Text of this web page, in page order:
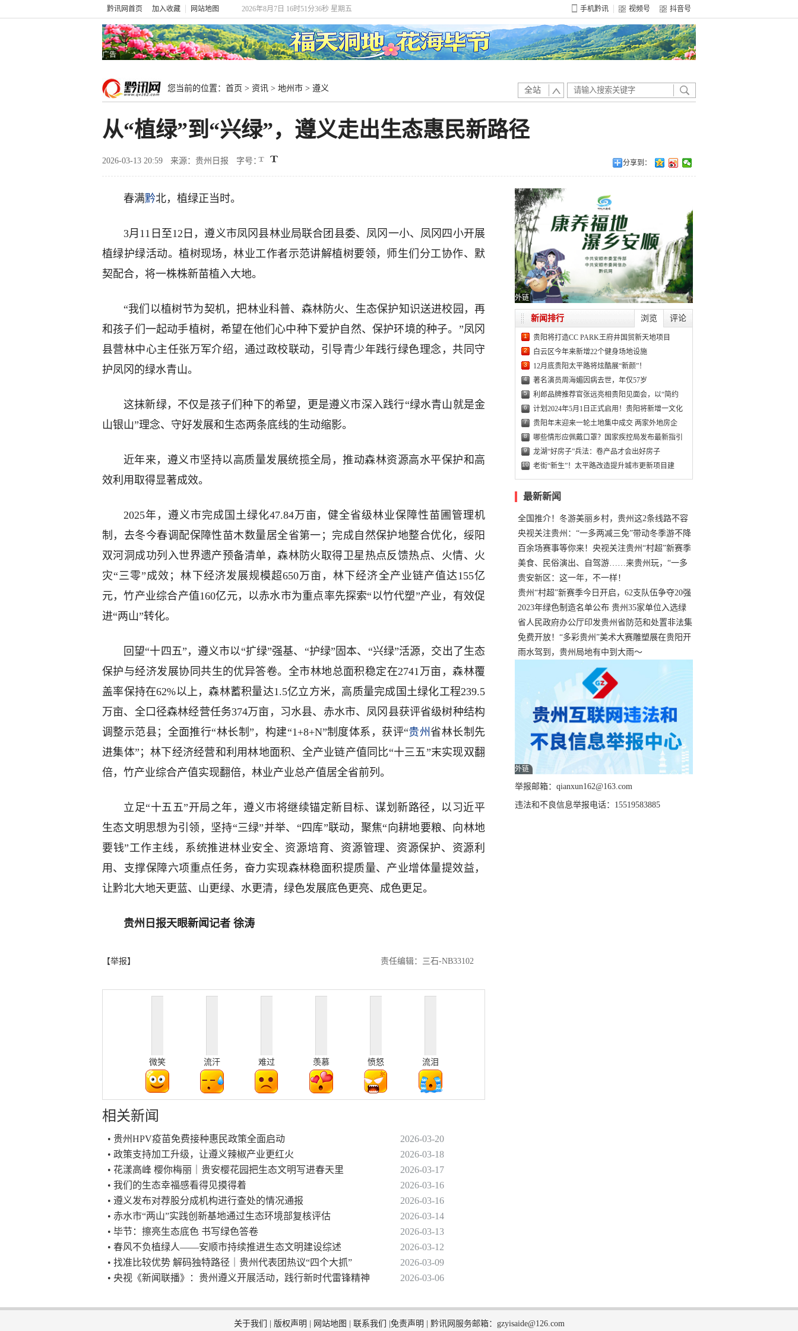
黔讯网首页 加入收藏 网站地图 2026年8月7日 16时51分37秒 星期五 手机黔讯 视频号 抖音号
广告
您当前的位置： 首页 > 资讯 > 地州市 > 遵义 全站
从“植绿”到“兴绿”，遵义走出生态惠民新路径
2026-03-13 20:59 来源：贵州日报 字号： 分享到：
春满黔北，植绿正当时。
3月11日至12日，遵义市凤冈县林业局联合团县委、凤冈一小、凤冈四小开展
植绿护绿活动。植树现场，林业工作者示范讲解植树要领，师生们分工协作、默
契配合，将一株株新苗植入大地。
“我们以植树节为契机，把林业科普、森林防火、生态保护知识送进校园，再
和孩子们一起动手植树，希望在他们心中种下爱护自然、保护环境的种子。”凤冈
县营林中心主任张万军介绍，通过政校联动，引导青少年践行绿色理念，共同守
护凤冈的绿水青山。
这抹新绿，不仅是孩子们种下的希望，更是遵义市深入践行“绿水青山就是金
山银山”理念、守好发展和生态两条底线的生动缩影。
近年来，遵义市坚持以高质量发展统揽全局，推动森林资源高水平保护和高
效利用取得显著成效。
2025年，遵义市完成国土绿化47.84万亩，健全省级林业保障性苗圃管理机
制，去冬今春调配保障性苗木数量居全省第一；完成自然保护地整合优化，绥阳
双河洞成功列入世界遗产预备清单，森林防火取得卫星热点反馈热点、火情、火
灾“三零”成效；林下经济发展规模超650万亩，林下经济全产业链产值达155亿
元，竹产业综合产值160亿元，以赤水市为重点率先探索“以竹代塑”产业，有效促
进“两山”转化。
回望“十四五”，遵义市以“扩绿”强基、“护绿”固本、“兴绿”活源，交出了生态
保护与经济发展协同共生的优异答卷。全市林地总面积稳定在2741万亩，森林覆
盖率保持在62%以上，森林蓄积量达1.5亿立方米，高质量完成国土绿化工程239.5
万亩、全口径森林经营任务374万亩，习水县、赤水市、凤冈县获评省级树种结构
调整示范县；全面推行“林长制”，构建“1+8+N”制度体系，获评“贵州省林长制先
进集体”；林下经济经营和利用林地面积、全产业链产值同比“十三五”末实现双翻
倍，竹产业综合产值实现翻倍，林业产业总产值居全省前列。
立足“十五五”开局之年，遵义市将继续锚定新目标、谋划新路径，以习近平
生态文明思想为引领，坚持“三绿”并举、“四库”联动，聚焦“向耕地要粮、向林地
要钱”工作主线，系统推进林业安全、资源培育、资源管理、资源保护、资源利
用、支撑保障六项重点任务，奋力实现森林稳面积提质量、产业增体量提效益，
让黔北大地天更蓝、山更绿、水更清，绿色发展底色更亮、成色更足。
贵州日报天眼新闻记者 徐涛
【举报】 责任编辑：三石-NB33102
微笑 流汗 难过 羡慕 愤怒 流泪
相关新闻
• 贵州HPV疫苗免费接种惠民政策全面启动
2026-03-20
• 政策支持加工升级，让遵义辣椒产业更红火
2026-03-18
• 花漾高峰 樱你梅丽｜贵安樱花园把生态文明写进春天里
2026-03-17
• 我们的生态幸福感看得见摸得着
2026-03-16
• 遵义发布对荐股分成机构进行查处的情况通报
2026-03-16
• 赤水市“两山”实践创新基地通过生态环境部复核评估
2026-03-14
• 毕节：擦亮生态底色 书写绿色答卷
2026-03-13
• 春风不负植绿人——安顺市持续推进生态文明建设综述
2026-03-12
• 找准比较优势 解码独特路径｜贵州代表团热议“四个大抓”
2026-03-09
• 央视《新闻联播》：贵州遵义开展活动，践行新时代雷锋精神
2026-03-06
外链
浏览 评论
新闻排行
1 贵阳将打造CC PARK王府井国贸新天地项目
2 白云区今年来新增22个健身场地设施
3 12月底贵阳太平路将炫酷展“新颜”！
4 著名演员周海媚因病去世，年仅57岁
5 利郎品牌推荐官张远亮相贵阳见面会，以“简约
6 计划2024年5月1日正式启用！贵阳将新增一文化
7 贵阳年末迎来一轮土地集中成交 两家外地房企
8 哪些情形应佩戴口罩？国家疾控局发布最新指引
9 龙湖“好房子”兵法：卷产品才会出好房子
10 老街“新生”！太平路改造提升城市更新项目建
最新新闻
全国推介！冬游美丽乡村，贵州这2条线路不容
错过
央视关注贵州：“一多两减三免”带动冬季游不降
温
百余场赛事等你来！央视关注贵州“村超”新赛季
正式“打响”
美食、民俗演出、自驾游……来贵州玩，“一多
两减三免”！
贵安新区：这一年，不一样！
贵州“村超”新赛季今日开启，62支队伍争夺20强
名额
2023年绿色制造名单公布 贵州35家单位入选绿
色工厂
省人民政府办公厅印发贵州省防范和处置非法集
资工作实施细则
免费开放！“多彩贵州”美术大赛雕塑展在贵阳开
展，持续至1月19日
雨水驾到，贵州局地有中到大雨～
外链
举报邮箱：qianxun162@163.com
违法和不良信息举报电话：15519583885
关于我们 版权声明 网站地图 联系我们 免责声明 黔讯网服务邮箱：gzyisaide@126.com